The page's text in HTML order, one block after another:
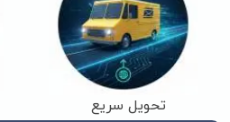
تحویل سریع